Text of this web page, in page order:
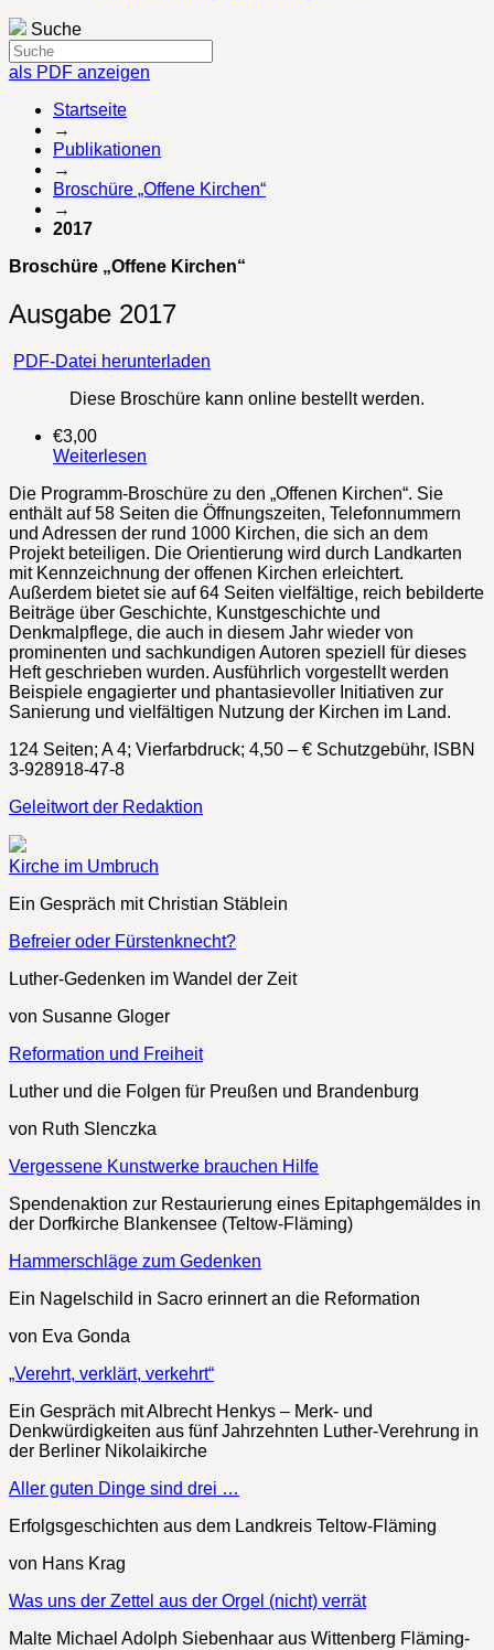
Suche
als PDF anzeigen
Startseite
→
Publikationen
→
Broschüre „Offene Kirchen“
→
2017
Broschüre „Offene Kirchen“
Ausgabe 2017
PDF-Datei herunterladen
Diese Broschüre kann online bestellt werden.
€3,00
Weiterlesen
Die Programm-Broschüre zu den „Offenen Kirchen“. Sie
enthält auf 58 Seiten die Öffnungszeiten, Telefonnummern
und Adressen der rund 1000 Kirchen, die sich an dem
Projekt beteiligen. Die Orientierung wird durch Landkarten
mit Kennzeichnung der offenen Kirchen erleichtert.
Außerdem bietet sie auf 64 Seiten vielfältige, reich bebilderte
Beiträge über Geschichte, Kunstgeschichte und
Denkmalpflege, die auch in diesem Jahr wieder von
prominenten und sachkundigen Autoren speziell für dieses
Heft geschrieben wurden. Ausführlich vorgestellt werden
Beispiele engagierter und phantasievoller Initiativen zur
Sanierung und vielfältigen Nutzung der Kirchen im Land.
124 Seiten; A 4; Vierfarbdruck; 4,50 – € Schutzgebühr, ISBN
3-928918-47-8
Geleitwort der Redaktion
Kirche im Umbruch
Ein Gespräch mit Christian Stäblein
Befreier oder Fürstenknecht?
Luther-Gedenken im Wandel der Zeit
von Susanne Gloger
Reformation und Freiheit
Luther und die Folgen für Preußen und Brandenburg
von Ruth Slenczka
Vergessene Kunstwerke brauchen Hilfe
Spendenaktion zur Restaurierung eines Epitaphgemäldes in
der Dorfkirche Blankensee (Teltow-Fläming)
Hammerschläge zum Gedenken
Ein Nagelschild in Sacro erinnert an die Reformation
von Eva Gonda
„Verehrt, verklärt, verkehrt“
Ein Gespräch mit Albrecht Henkys – Merk- und
Denkwürdigkeiten aus fünf Jahrzehnten Luther-Verehrung in
der Berliner Nikolaikirche
Aller guten Dinge sind drei …
Erfolgsgeschichten aus dem Landkreis Teltow-Fläming
von Hans Krag
Was uns der Zettel aus der Orgel (nicht) verrät
Malte Michael Adolph Siebenhaar aus Wittenberg Fläming-